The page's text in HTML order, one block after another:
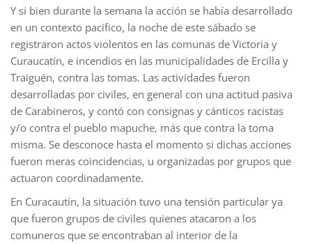
Y si bien durante la semana la acción se había desarrollado
en un contexto pacífico, la noche de este sábado se
registraron actos violentos en las comunas de Victoria y
Curaucatín, e incendios en las municipalidades de Ercilla y
Traiguén, contra las tomas. Las actividades fueron
desarrolladas por civiles, en general con una actitud pasiva
de Carabineros, y contó con consignas y cánticos racistas
y/o contra el pueblo mapuche, más que contra la toma
misma. Se desconoce hasta el momento si dichas acciones
fueron meras coincidencias, u organizadas por grupos que
actuaron coordinadamente.
En Curacautín, la situación tuvo una tensión particular ya
que fueron grupos de civiles quienes atacaron a los
comuneros que se encontraban al interior de la